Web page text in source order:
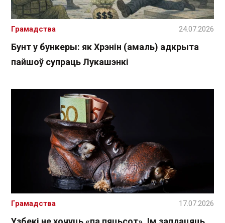
Бунт у бункеры: як Хрэнін (амаль) адкрыта
пайшоў супраць Лукашэнкі
Грамадства 24.07.2026
Грамадства 17.07.2026